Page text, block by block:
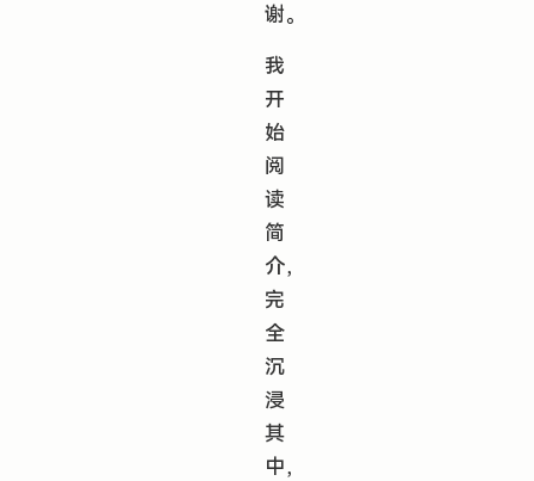
谢。
我
开
始
阅
读
简
介，
完
全
沉
浸
其
中，